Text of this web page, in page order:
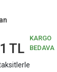
TL
KARGO
BEDAVA